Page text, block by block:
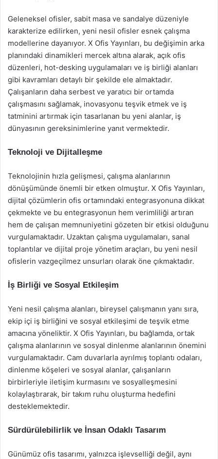
Geleneksel ofisler, sabit masa ve sandalye düzeniyle
karakterize edilirken, yeni nesil ofisler esnek çalışma
modellerine dayanıyor. X Ofis Yayınları, bu değişimin arka
planındaki dinamikleri mercek altına alarak, açık ofis
düzenleri, hot-desking uygulamaları ve iş birliği alanları
gibi kavramları detaylı bir şekilde ele almaktadır.
Çalışanların daha serbest ve yaratıcı bir ortamda
çalışmasını sağlamak, inovasyonu teşvik etmek ve iş
tatminini artırmak için tasarlanan bu yeni alanlar, iş
dünyasının gereksinimlerine yanıt vermektedir.
Teknoloji ve Dijitalleşme
Teknolojinin hızla gelişmesi, çalışma alanlarının
dönüşümünde önemli bir etken olmuştur. X Ofis Yayınları,
dijital çözümlerin ofis ortamındaki entegrasyonuna dikkat
çekmekte ve bu entegrasyonun hem verimliliği artıran
hem de çalışan memnuniyetini gözeten bir etkisi olduğunu
vurgulamaktadır. Uzaktan çalışma uygulamaları, sanal
toplantılar ve dijital proje yönetim araçları, bu yeni nesil
ofislerin vazgeçilmez unsurları olarak öne çıkmaktadır.
İş Birliği ve Sosyal Etkileşim
Yeni nesil çalışma alanları, bireysel çalışmanın yanı sıra,
ekip içi iş birliğini ve sosyal etkileşimi de teşvik etme
amacına yöneliktir. X Ofis Yayınları, bu bağlamda, ortak
çalışma alanlarının ve sosyal dinlenme alanlarının önemini
vurgulamaktadır. Cam duvarlarla ayrılmış toplantı odaları,
dinlenme köşeleri ve sosyal alanlar, çalışanların
birbirleriyle iletişim kurmasını ve sosyalleşmesini
kolaylaştırarak, bir takım ruhu oluşturma hedefini
desteklemektedir.
Sürdürülebilirlik ve İnsan Odaklı Tasarım
Günümüz ofis tasarımı, yalnızca işlevselliği değil, aynı